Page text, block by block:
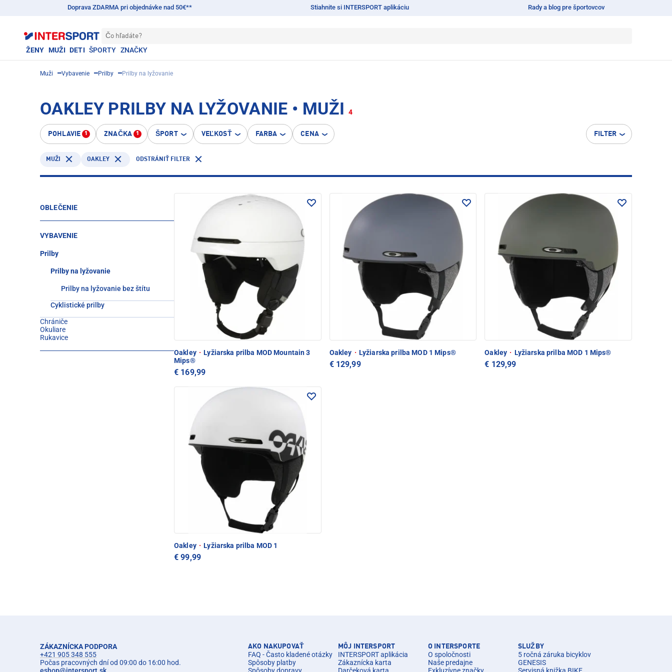
Doprava ZDARMA pri objednávke nad 50€** Stiahnite si INTERSPORT aplikáciu Rady a blog pre športovcov
Čo hľadáte?
ŽENY MUŽI DETI ŠPORTY ZNAČKY
Muži Vybavenie Prilby Prilby na lyžovanie
OAKLEY PRILBY NA LYŽOVANIE • MUŽI 4
POHLAVIE 1 ZNAČKA 1 ŠPORT VEĽKOSŤ FARBA CENA FILTER
MUŽI OAKLEY ODSTRÁNIŤ FILTER
OBLEČENIE
VYBAVENIE
Prilby
Prilby na lyžovanie
Prilby na lyžovanie bez štítu
Cyklistické prilby
Chrániče
Okuliare
Rukavice
Oakley · Lyžiarska prilba MOD Mountain 3
Mips®
€ 169,99
Oakley · Lyžiarska prilba MOD 1 Mips®
€ 129,99
Oakley · Lyžiarska prilba MOD 1 Mips®
€ 129,99
Oakley · Lyžiarska prilba MOD 1
€ 99,99
ZÁKAZNÍCKA PODPORA
+421 905 348 555
Počas pracovných dní od 09:00 do 16:00 hod.
AKO NAKUPOVAŤ
FAQ - Často kladené otázky
Spôsoby platby
MÔJ INTERSPORT
INTERSPORT aplikácia
Zákaznícka karta
O INTERSPORTE
O spoločnosti
Naše predajne
SLUŽBY
5 ročná záruka bicyklov
GENESIS